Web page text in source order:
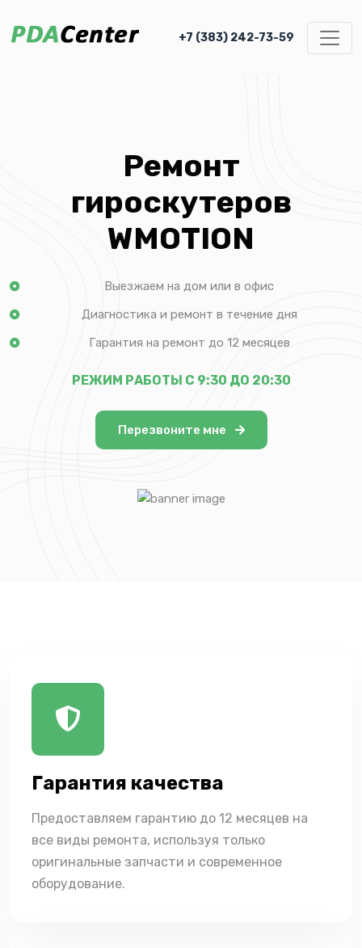
+7 (383) 242-73-59
Ремонт
гироскутеров
WMOTION
Выезжаем на дом или в офис
Диагностика и ремонт в течение дня
Гарантия на ремонт до 12 месяцев
РЕЖИМ РАБОТЫ С 9:30 ДО 20:30
Перезвоните мне
Гарантия качества
Предоставляем гарантию до 12 месяцев на
все виды ремонта, используя только
оригинальные запчасти и современное
оборудование.